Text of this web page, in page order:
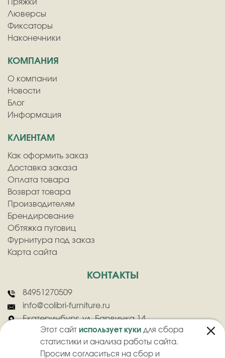
Этот сайт использует куки для сбора
статистики и анализа работы сайта.
Просим согласиться на сбор и
Пряжки
Люверсы
Фиксаторы
Наконечники
КОМПАНИЯ
О компании
Новости
Блог
Информация
КЛИЕНТАМ
Как оформить заказ
Доставка заказа
Оплата товара
Возврат товара
Производителям
Брендирование
Обтяжка пуговиц
Фурнитура под заказ
Карта сайта
КОНТАКТЫ
84951270509
info@colibri-furniture.ru
Екатеринбург, ул. Барвинка 14